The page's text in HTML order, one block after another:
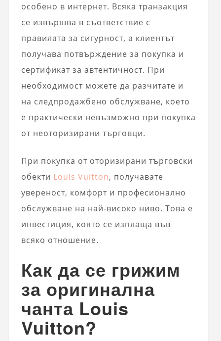
особено в интернет. Всяка транзакция
се извършва в съответствие с
правилата за сигурност, а клиентът
получава потвърждение за покупка и
сертификат за автентичност. При
необходимост можете да разчитате и
на следпродажбено обслужване, което
е практически невъзможно при покупка
от неоторизирани търговци.
При покупка от оторизирани търговски
обекти Louis Vuitton, получавате
увереност, комфорт и професионално
обслужване на най-високо ниво. Това е
инвестиция, която се изплаща във
всяко отношение.
Как да се грижим
за оригинална
чанта Louis
Vuitton?